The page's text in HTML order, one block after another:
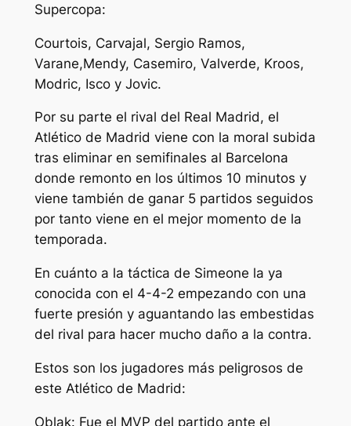
Supercopa:
Courtois, Carvajal, Sergio Ramos,
Varane,Mendy, Casemiro, Valverde, Kroos,
Modric, Isco y Jovic.
Por su parte el rival del Real Madrid, el
Atlético de Madrid viene con la moral subida
tras eliminar en semifinales al Barcelona
donde remonto en los últimos 10 minutos y
viene también de ganar 5 partidos seguidos
por tanto viene en el mejor momento de la
temporada.
En cuánto a la táctica de Simeone la ya
conocida con el 4-4-2 empezando con una
fuerte presión y aguantando las embestidas
del rival para hacer mucho daño a la contra.
Estos son los jugadores más peligrosos de
este Atlético de Madrid:
Oblak: Fue el MVP del partido ante el